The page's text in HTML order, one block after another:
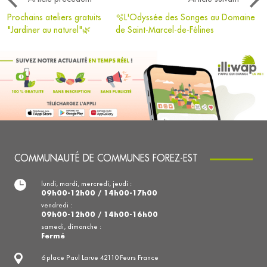
Prochains ateliers gratuits
"Jardiner au naturel"🌿
🫧L'Odyssée des Songes au Domaine
de Saint-Marcel-de-Félines
COMMUNAUTÉ DE COMMUNES FOREZ-EST
6 place Paul Larue 42110 Feurs France
lundi, mardi, mercredi, jeudi :
09h00-12h00 / 14h00-17h00
vendredi :
09h00-12h00 / 14h00-16h00
samedi, dimanche :
Fermé